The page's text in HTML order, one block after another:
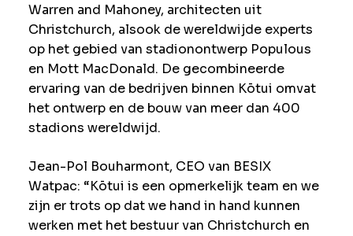
Warren and Mahoney, architecten uit
Christchurch, alsook de wereldwijde experts
op het gebied van stadionontwerp Populous
en Mott MacDonald. De gecombineerde
ervaring van de bedrijven binnen Kōtui omvat
het ontwerp en de bouw van meer dan 400
stadions wereldwijd.
Jean-Pol Bouharmont, CEO van BESIX
Watpac: “Kōtui is een opmerkelijk team en we
zijn er trots op dat we hand in hand kunnen
werken met het bestuur van Christchurch en